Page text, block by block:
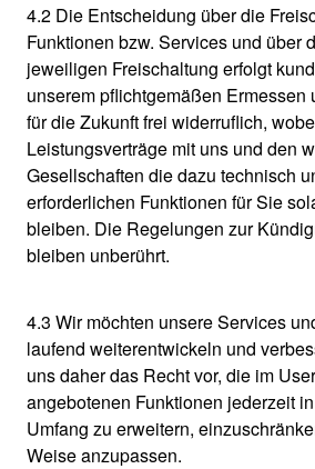
4.2 Die Entscheidung über die
Funktionen bzw. Services und über
jeweiligen Freischaltung erfolgt
unserem pflichtgemäßen Ermessen
für die Zukunft frei widerruflich,
Leistungsverträge mit uns und den
Gesellschaften die dazu technisch
erforderlichen Funktionen für Sie
bleiben. Die Regelungen zur
bleiben unberührt.
4.3 Wir möchten unsere Services
laufend weiterentwickeln und
uns daher das Recht vor, die im
angebotenen Funktionen jederzeit
Umfang zu erweitern,
Weise anzupassen.